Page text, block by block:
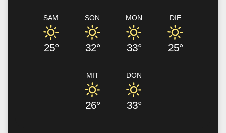
SAM
25°
SON
32°
MON
33°
DIE
25°
MIT
26°
DON
33°